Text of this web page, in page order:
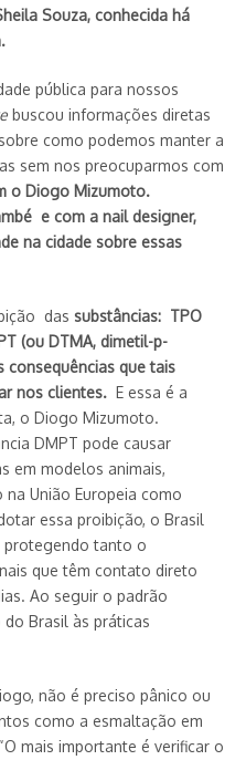
Souza, conhecida há
pública para nossos
buscou informações diretas
como podemos manter a
sem nos preocuparmos com
o Diogo Mizumoto.
e com a nail designer,
na cidade sobre essas
das substâncias: TPO
(ou DTMA, dimetil-p-
consequências que tais
nos clientes. E essa é a
o Diogo Mizumoto.
DMPT pode causar
em modelos animais,
União Europeia como
essa proibição, o Brasil
protegendo tanto o
que têm contato direto
Ao seguir o padrão
Brasil às práticas
não é preciso pânico ou
como a esmaltação em
mais importante é verificar o